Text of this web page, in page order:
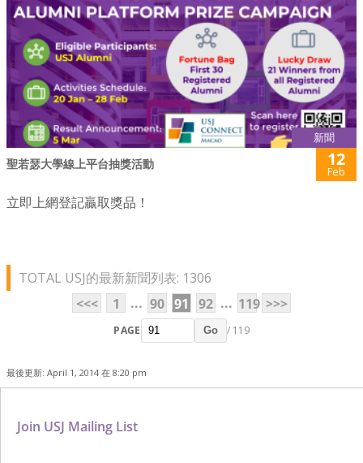
新聞
聖若瑟大學線上平台抽獎活動 12
Feb
立即上網登記贏取獎品！
TOTAL USJ的最新新聞列表: 1306
<<<
1 ... 90 91 92 ... 119 >>>
PAGE Go / 119
最後更新: April 1, 2014 在 8:20 pm
Join USJ Mailing List